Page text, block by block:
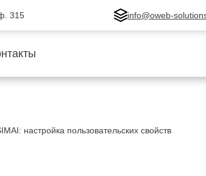
315 info@oweb-
настройка пользовательских свойств